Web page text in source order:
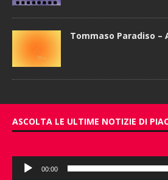
Tommaso Paradiso –
ASCOLTA LE ULTIME NOTIZIE DI
Audio
Player
00:00